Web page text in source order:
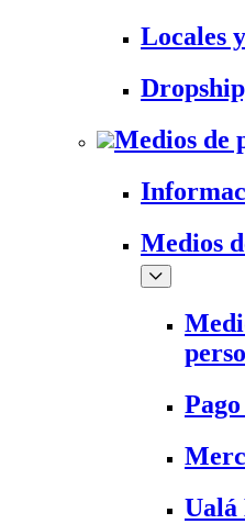
Locales
Medios de
Medios
Ualá